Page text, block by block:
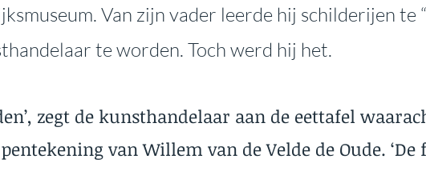
Van zijn vader leerde hij schilderijen te
te worden. Toch werd hij het.
zegt de kunsthandelaar aan de eettafel
van Willem van de Velde de Oude.